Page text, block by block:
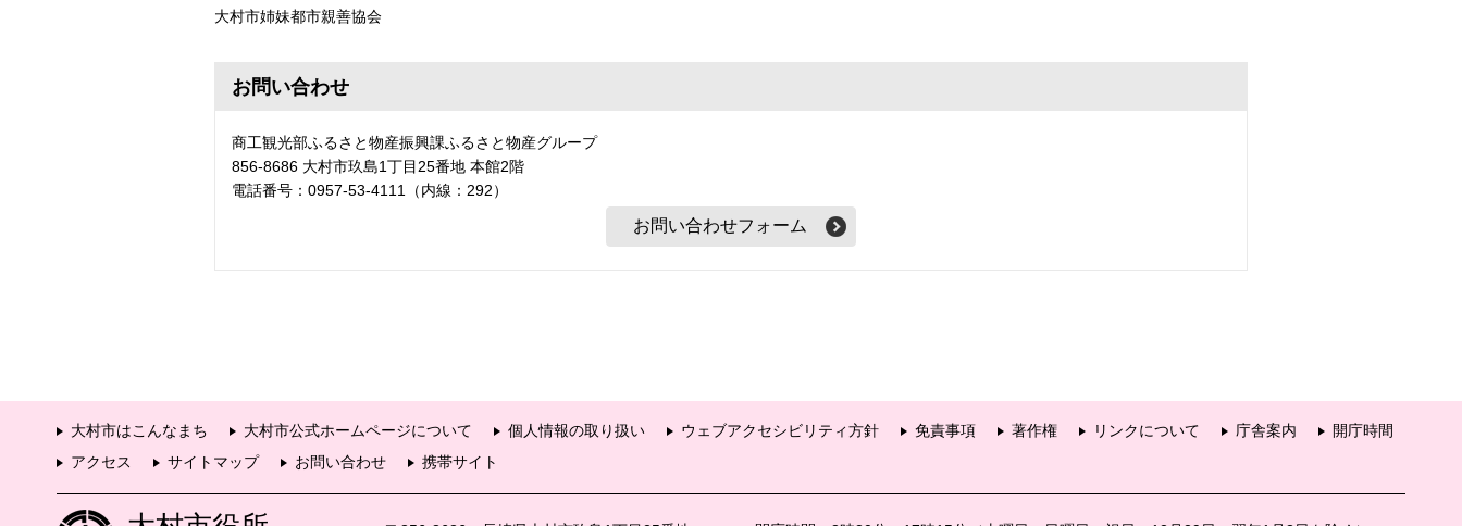
大村市姉妹都市親善協会
お問い合わせ
商工観光部ふるさと物産振興課ふるさと物産グループ
856-8686 大村市玖島1丁目25番地 本館2階
電話番号：0957-53-4111（内線：292）
大村市はこんなまち 大村市公式ホームページについて 個人情報の取り扱い ウェブアクセシビリティ方針 免責事項 著作権 リンクについて 庁舎案内
開庁時間
アクセス
サイトマップ お問い合わせ 携帯サイト